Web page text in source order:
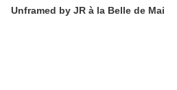
Unframed by JR à la Belle de Mai